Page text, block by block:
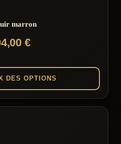
marron
€Plage
prix :
89,00 €
à
DES OPTIONS